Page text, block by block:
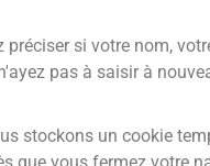
si votre nom,
pas à saisir à
stockons un cookie